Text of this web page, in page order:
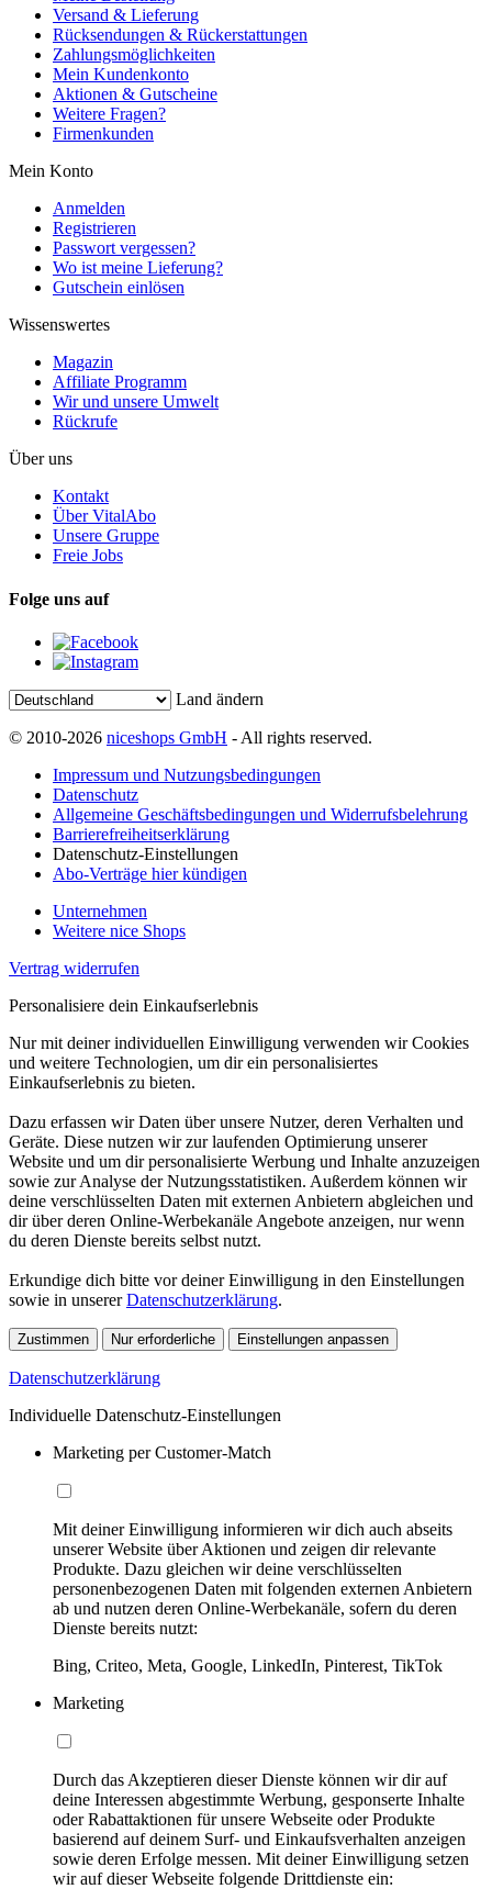
Versand & Lieferung
Rücksendungen & Rückerstattungen
Zahlungsmöglichkeiten
Mein Kundenkonto
Aktionen & Gutscheine
Weitere Fragen?
Firmenkunden
Mein Konto
Anmelden
Registrieren
Passwort vergessen?
Wo ist meine Lieferung?
Gutschein einlösen
Wissenswertes
Magazin
Affiliate Programm
Wir und unsere Umwelt
Rückrufe
Über uns
Kontakt
Über VitalAbo
Unsere Gruppe
Freie Jobs
Folge uns auf
Land ändern
© 2010-2026 niceshops GmbH - All rights reserved.
Impressum und Nutzungsbedingungen
Datenschutz
Allgemeine Geschäftsbedingungen und Widerrufsbelehrung
Barrierefreiheitserklärung
Datenschutz-Einstellungen
Abo-Verträge hier kündigen
Unternehmen
Weitere nice Shops
Vertrag widerrufen
Personalisiere dein Einkaufserlebnis
Nur mit deiner individuellen Einwilligung verwenden wir Cookies
und weitere Technologien, um dir ein personalisiertes
Einkaufserlebnis zu bieten.
Dazu erfassen wir Daten über unsere Nutzer, deren Verhalten und
Geräte. Diese nutzen wir zur laufenden Optimierung unserer
Website und um dir personalisierte Werbung und Inhalte anzuzeigen
sowie zur Analyse der Nutzungsstatistiken. Außerdem können wir
deine verschlüsselten Daten mit externen Anbietern abgleichen und
dir über deren Online-Werbekanäle Angebote anzeigen, nur wenn
du deren Dienste bereits selbst nutzt.
Erkundige dich bitte vor deiner Einwilligung in den Einstellungen
sowie in unsererDatenschutzerklärung.
Zustimmen Nur erforderliche Einstellungen anpassen
Datenschutzerklärung
Individuelle Datenschutz-Einstellungen
Marketing per Customer-Match
Mit deiner Einwilligung informieren wir dich auch abseits
unserer Website über Aktionen und zeigen dir relevante
Produkte. Dazu gleichen wir deine verschlüsselten
personenbezogenen Daten mit folgenden externen Anbietern
ab und nutzen deren Online-Werbekanäle, sofern du deren
Dienste bereits nutzt:
Bing, Criteo, Meta, Google, LinkedIn, Pinterest, TikTok
Marketing
Durch das Akzeptieren dieser Dienste können wir dir auf
deine Interessen abgestimmte Werbung, gesponserte Inhalte
oder Rabattaktionen für unsere Webseite oder Produkte
basierend auf deinem Surf- und Einkaufsverhalten anzeigen
sowie deren Erfolge messen. Mit deiner Einwilligung setzen
wir auf dieser Webseite folgende Drittdienste ein: